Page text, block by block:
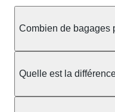
Combien de bagages
taxi berline accueille
ou nombreux,
Quelle est la